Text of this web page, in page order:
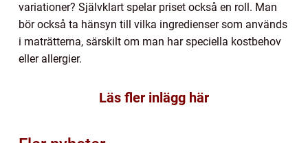
variationer? Självklart spelar priset också en roll. Man
bör också ta hänsyn till vilka ingredienser som används
i maträtterna, särskilt om man har speciella kostbehov
eller allergier.
Läs fler inlägg här